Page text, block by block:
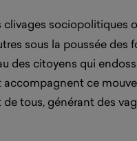
clivages sociopolitiques
sous la poussée des
des citoyens qui
ce
tous, générant des